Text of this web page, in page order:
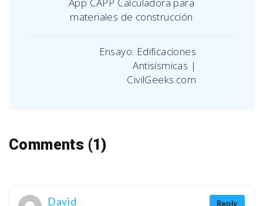
materiales de construcción
Ensayo: Edificaciones
Antisísmicas |
CivilGeeks.com
Comments (1)
Reply
David